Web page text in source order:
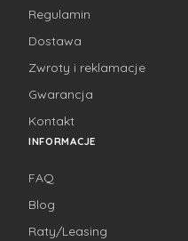
Regulamin
Dostawa
Zwroty i reklamacje
Gwarancja
Kontakt
INFORMACJE
FAQ
Blog
Raty/Leasing